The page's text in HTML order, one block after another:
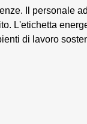
Il personale
L'etichetta
di lavoro